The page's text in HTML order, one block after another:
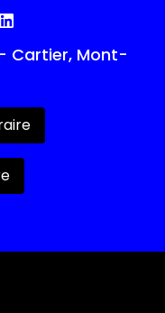
Cartier, Mont-